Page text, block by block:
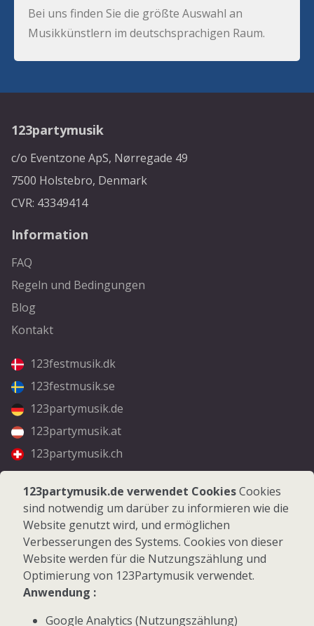
Bei uns finden Sie die größte Auswahl an
Musikkünstlern im deutschsprachigen Raum.
123partymusik
c/o Eventzone ApS, Nørregade 49
7500 Holstebro, Denmark
CVR: 43349414
Information
FAQ
Regeln und Bedingungen
Blog
Kontakt
123festmusik.dk
123festmusik.se
123partymusik.de
123partymusik.at
123partymusik.ch
Folgen Sie uns
Facebook
Instagram
123partymusik.de verwendet CookiesCookies
sind notwendig um darüber zu informieren wie die
Website genutzt wird, und ermöglichen
Verbesserungen des Systems. Cookies von dieser
Website werden für die Nutzungszählung und
Optimierung von 123Partymusik verwendet.
Anwendung :
Google Analytics (Nutzungszählung)